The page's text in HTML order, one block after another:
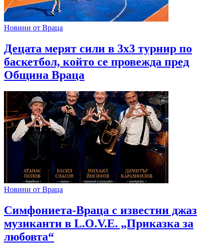
Новини от Враца
Децата мерят сили в 3х3 турнир по
баскетбол, който се провежда пред
Община Враца
Новини от Враца
Симфониета-Враца с известни джаз
музиканти в L.O.V.E. „Приказка за
любовта“